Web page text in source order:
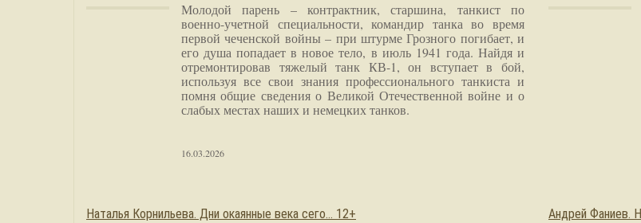
Молодой парень – контрактник, старшина, танкист по
военно-учетной специальности, командир танка во время
первой чеченской войны – при штурме Грозного погибает, и
его душа попадает в новое тело, в июль 1941 года. Найдя и
отремонтировав тяжелый танк КВ-1, он вступает в бой,
используя все свои знания профессионального танкиста и
помня общие сведения о Великой Отечественной войне и о
слабых местах наших и немецких танков.
16.03.2026
Наталья Корнильева. Дни окаянные века сего… 12+ Андрей Фаниев.